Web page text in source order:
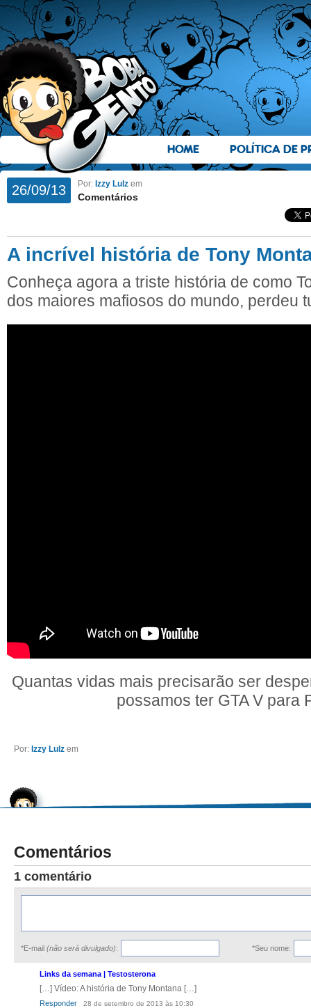
HOME POLÍTICA DE
26/09/13 Por: Izzy Lulz em
Comentários
A incrível história de Tony
Conheça agora a triste história de como
dos maiores mafiosos do mundo, perdeu
Quantas vidas mais precisarão ser
possamos ter GTA V para
Por: Izzy Lulz em
Comentários
1 comentário
*E-mail (não será divulgado): *Seu nome:
Links da semana | Testosterona
28 de setembro de 2013 às 10:30
[…] Vídeo: A história de Tony Montana […]
Responder